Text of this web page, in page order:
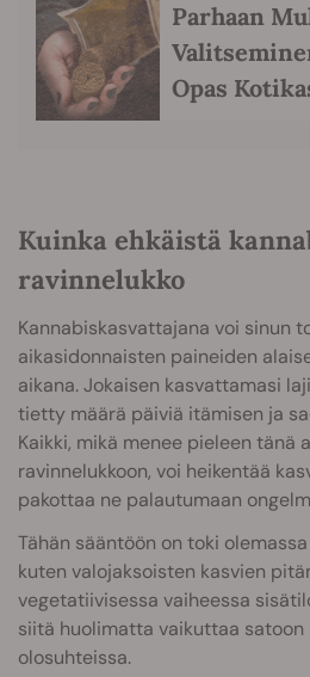
Parhaan
Opas
Kuinka ehkäistä
ravinnelukko
Kannabiskasvattajana voi sinun
aikasidonnaisten paineiden
aikana. Jokaisen kasvattamasi
tietty määrä päiviä itämisen ja
Kaikki, mikä menee pieleen tänä
ravinnelukkoon, voi heikentää
pakottaa ne palautumaan
Tähän sääntöön on toki
kuten valojaksoisten kasvien
vegetatiivisessa vaiheessa
siitä huolimatta vaikuttaa satoon
olosuhteissa.